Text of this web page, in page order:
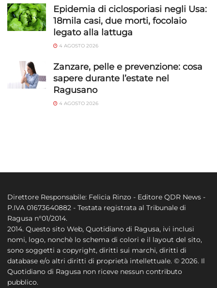
Epidemia di ciclosporiasi negli Usa:
18mila casi, due morti, focolaio
legato alla lattuga
4 AGOSTO 2026
Zanzare, pelle e prevenzione: cosa
sapere durante l’estate nel
Ragusano
4 AGOSTO 2026
Direttore Responsabile: Felicia Rinzo - Editore QDR News -
P.IVA 01673640882 - Testata registrata al Tribunale di
Ragusa n°01/2014.
2014. Questo sito Web, Quotidiano di Ragusa, ivi inclusi
nomi, logo, nonchè lo schema di colori e il layout del sito,
sono soggetti a copyright, diritti sui marchi, diritti di
database e/o altri diritti di proprietà intellettuale. © 2026. Il
Quotidiano di Ragusa non riceve nessun contributo
pubblico.